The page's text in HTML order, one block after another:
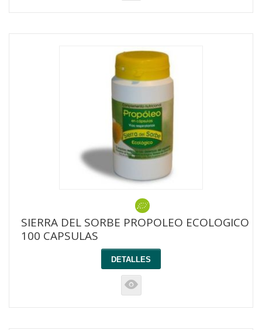
SIERRA DEL SORBE PROPOLEO ECOLOGICO
100 CAPSULAS
DETALLES
K